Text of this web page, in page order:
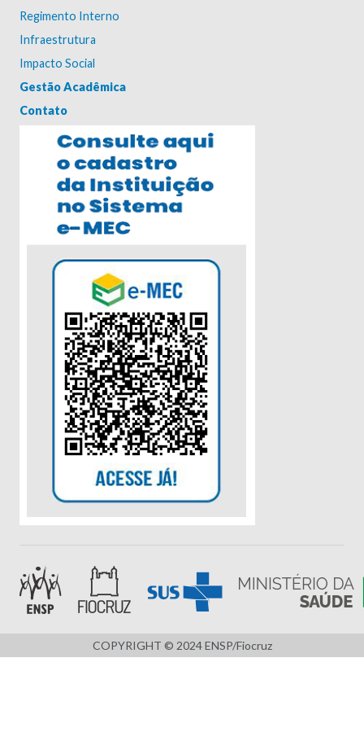
Regimento Interno
Infraestrutura
Impacto Social
Gestão Acadêmica
Contato
COPYRIGHT © 2024 ENSP/Fiocruz